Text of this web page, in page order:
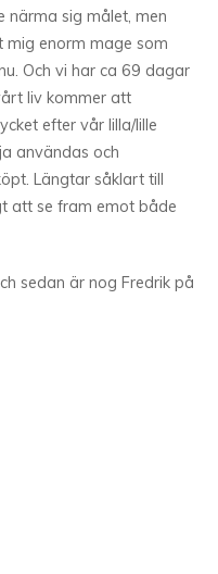
närma sig målet, men
mig enorm mage som
Och vi har ca 69 dagar
liv kommer att
efter vår lilla/lille
användas och
Längtar såklart till
att se fram emot både
sedan är nog Fredrik på